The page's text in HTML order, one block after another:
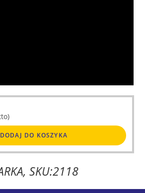
DODAJ DO KOSZYKA
SKU:2118